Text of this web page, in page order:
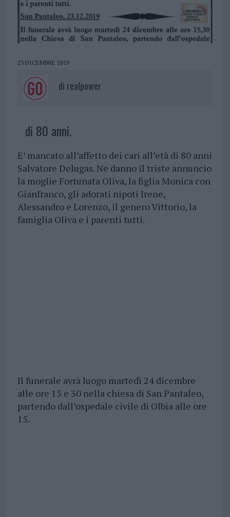
23 DICEMBRE 2019
di realpower
di 80 anni.
E’ mancato all’affetto dei cari all’età di 80 anni
Salvatore Delugas. Ne danno il triste annuncio
la moglie Fortunata Oliva, la figlia Monica con
Gianfranco, gli adorati nipoti Irene,
Alessandro e Lorenzo, il genero Vittorio, la
famiglia Oliva e i parenti tutti.
Il funerale avrà luogo martedì 24 dicembre
alle ore 15 e 30 nella chiesa di San Pantaleo,
partendo dall’ospedale civile di Olbia alle ore
15.